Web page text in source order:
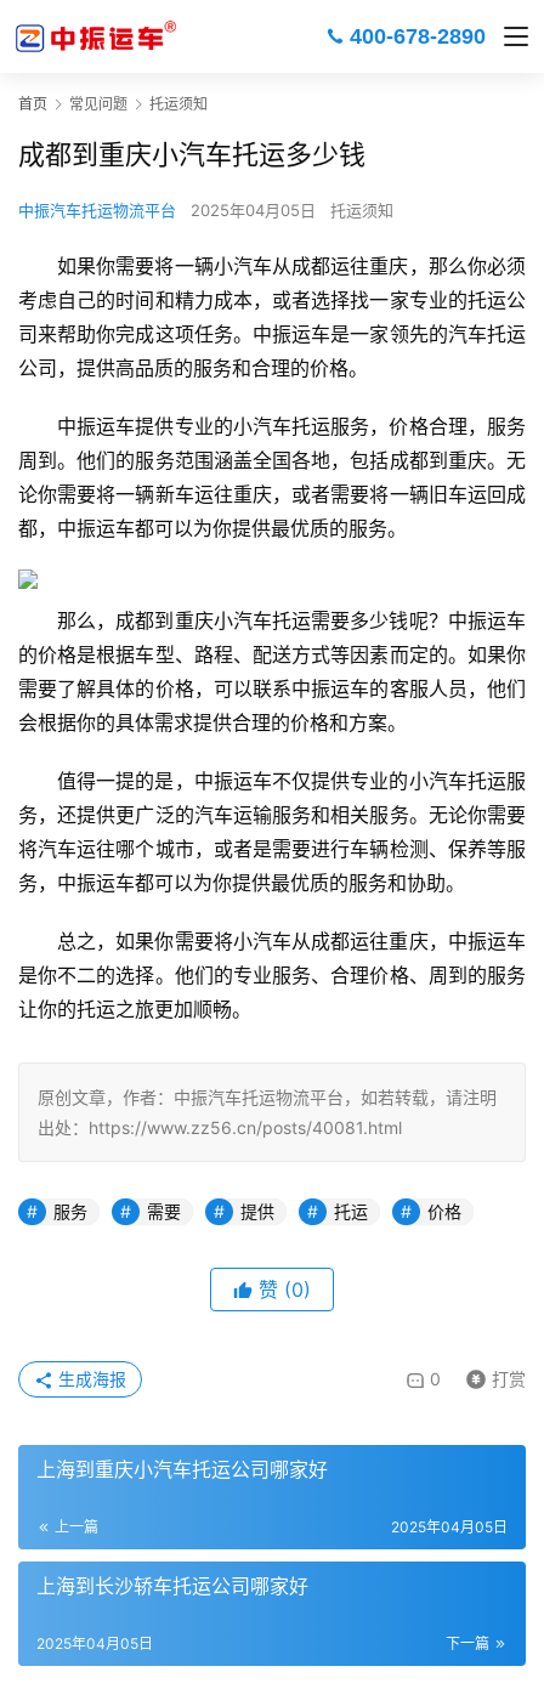
400-678-2890
首页 常见问题 托运须知
成都到重庆小汽车托运多少钱
中振汽车托运物流平台 2025年04月05日 托运须知
如果你需要将一辆小汽车从成都运往重庆，那么你必须
考虑自己的时间和精力成本，或者选择找一家专业的托运公
司来帮助你完成这项任务。中振运车是一家领先的汽车托运
公司，提供高品质的服务和合理的价格。
中振运车提供专业的小汽车托运服务，价格合理，服务
周到。他们的服务范围涵盖全国各地，包括成都到重庆。无
论你需要将一辆新车运往重庆，或者需要将一辆旧车运回成
都，中振运车都可以为你提供最优质的服务。
那么，成都到重庆小汽车托运需要多少钱呢？中振运车
的价格是根据车型、路程、配送方式等因素而定的。如果你
需要了解具体的价格，可以联系中振运车的客服人员，他们
会根据你的具体需求提供合理的价格和方案。
值得一提的是，中振运车不仅提供专业的小汽车托运服
务，还提供更广泛的汽车运输服务和相关服务。无论你需要
将汽车运往哪个城市，或者是需要进行车辆检测、保养等服
务，中振运车都可以为你提供最优质的服务和协助。
总之，如果你需要将小汽车从成都运往重庆，中振运车
是你不二的选择。他们的专业服务、合理价格、周到的服务
让你的托运之旅更加顺畅。
原创文章，作者：中振汽车托运物流平台，如若转载，请注明
出处：https://www.zz56.cn/posts/40081.html
服务 需要 提供 托运 价格
赞 (0)
0 打赏
生成海报
上海到重庆小汽车托运公司哪家好
上一篇 2025年04月05日
上海到长沙轿车托运公司哪家好
下一篇
2025年04月05日